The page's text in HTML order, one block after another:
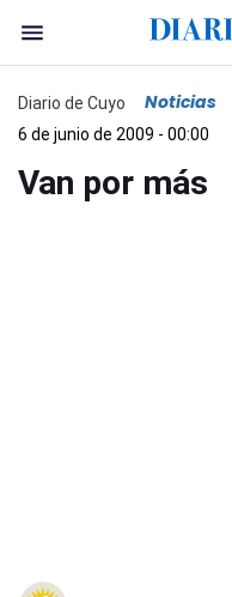
Diario de Cuyo Noticias
6 de junio de 2009 - 00:00
Van por más